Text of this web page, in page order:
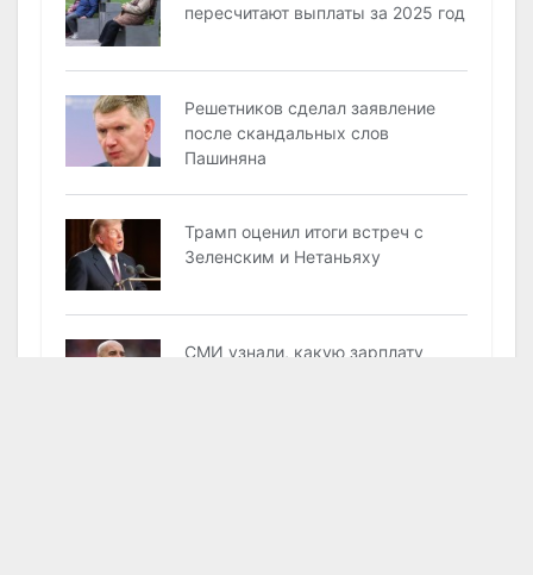
пересчитают выплаты за 2025 год
Решетников cделал заявление
после скандальных слов
Пашиняна
Трамп оценил итоги встреч с
Зеленским и Нетаньяху
СМИ узнали, какую зарплату